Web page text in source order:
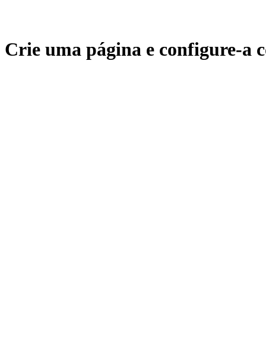
Crie uma página e configure-a